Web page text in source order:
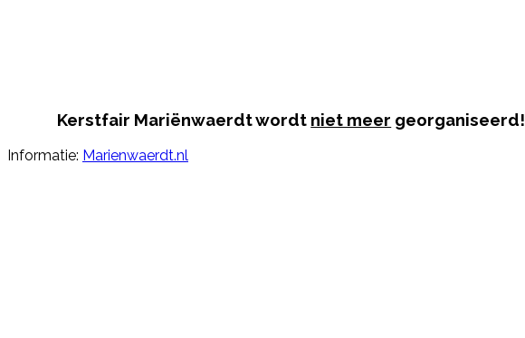
Kerstfair Mariënwaerdt wordt niet meer georganiseerd!
Informatie: Marienwaerdt.nl